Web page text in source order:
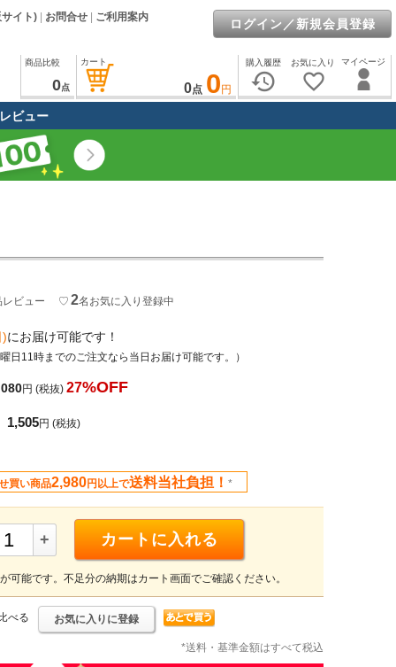
イト) お問合せ ご利用案内 ログイン／新規会員登録
マイページ
お気に入り
favorite_border
購入履歴
history
カート
0点 0 円
商品比較
0点
ビュー
ビュー ♡ 2名 お気に入り登録中
)にお届け可能です！
日11時までのご注文なら当日お届け可能です。）
円 (税抜) 27%OFF
1,505円 (税抜)
買い商品2,980円以上で送料当社負担！ *
+ カートに入れる
可能です。不足分の納期はカート画面でご確認ください。
べる お気に入りに登録
*送料・基準金額はすべて税込